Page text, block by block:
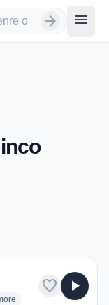
arrow_forward menu
genres for Radio
favorite play_arrow